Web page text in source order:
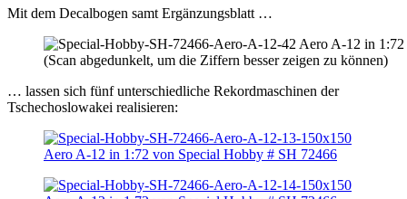
Mit dem Decalbogen samt Ergänzungsblatt …
(Scan abgedunkelt, um die Ziffern besser zeigen zu können)
… lassen sich fünf unterschiedliche Rekordmaschinen der
Tschechoslowakei realisieren: